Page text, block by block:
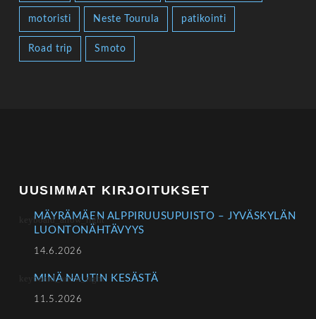
motoristi Neste Tourula patikointi
Road trip Smoto
UUSIMMAT KIRJOITUKSET
MÄYRÄMÄEN ALPPIRUUSUPUISTO – JYVÄSKYLÄN
LUONTONÄHTÄVYYS
14.6.2026
MINÄ NAUTIN KESÄSTÄ
11.5.2026